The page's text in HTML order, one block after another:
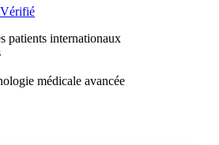
patients internationaux
médicale avancée